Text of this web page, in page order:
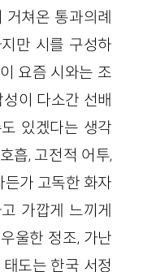
거쳐온 통과의례
만 시를 구성하
요즘 시와는 조
이 다소간 선배
있겠다는 생각
흡, 고전적 어투,
가 고독한 화자
가깝게 느끼게
울한 정조, 가난
도는 한국 서정